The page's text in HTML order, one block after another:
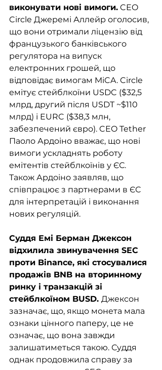
виконувати нові вимоги. CEO
Circle Джеремі Аллейр оголосив,
що вони отримали ліцензію від
французького банківського
регулятора на випуск
електронних грошей, що
відповідає вимогам MiCA. Circle
емітує стейблкоїни USDC ($32,5
млрд, другий після USDT ~$110
млрд) і EURC ($38,3 млн,
забезпечений євро). CEO Tether
Паоло Ардоіно вважає, що нові
вимоги ускладнять роботу
емітентів стейблкоїнів у ЄС.
Також Ардоіно заявляв, що
співпрацює з партнерами в ЄС
для інтерпретацій і виконання
нових регуляцій.
Суддя Емі Берман Джексон
відхилила звинувачення SEC
проти Binance, які стосувалися
продажів BNB на вторинному
ринку і транзакцій зі
стейблкоїном BUSD. Джексон
зазначає, що, якщо монета мала
ознаки цінного паперу, це не
означає, що вона завжди
залишатиметься такою. Суддя
однак продовжила справу за